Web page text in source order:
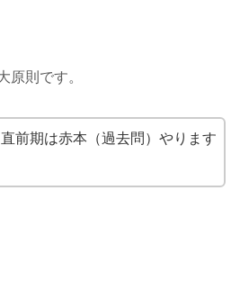
原則です。
前期は赤本（過去問）やります